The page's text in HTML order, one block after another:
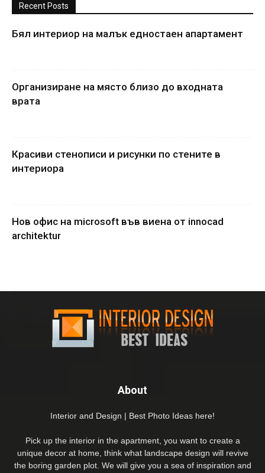
Recent Posts
Бял интериор на малък едностаен апартамент
Организиране на място близо до входната
врата
Красиви стенописи и рисунки по стените в
интериора
Нов офис на microsoft във виена от innocad
architektur
About
Interior and Design | Best Photo Ideas here!
Pick up the interior in the apartment, you want to create a
unique decor at home, think what landscape design will revive
the boring garden plot. We will give you a sea of inspiration and